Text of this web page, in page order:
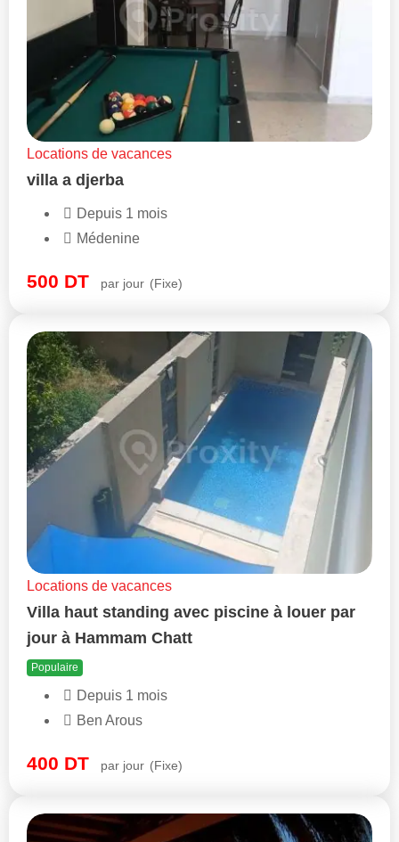
Locations de vacances
villa a djerba
Depuis 1 mois
Médenine
500 DT par jour (Fixe)
Locations de vacances
Villa haut standing avec piscine à louer par
jour à Hammam Chatt
Populaire
Depuis 1 mois
Ben Arous
400 DT par jour (Fixe)